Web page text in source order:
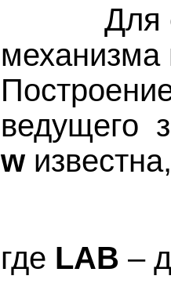
Для
ведущего
w
где LAB –